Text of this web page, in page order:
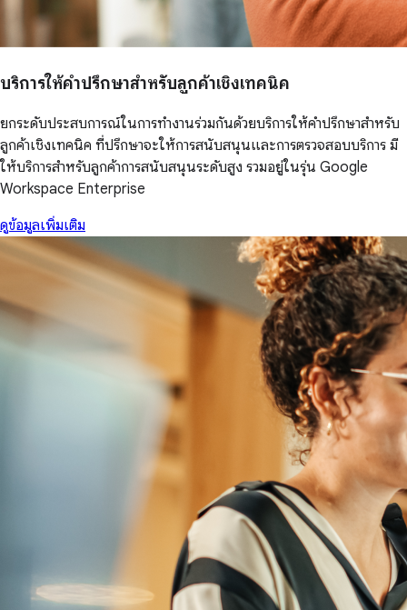
บริการให้คำปรึกษาสำหรับลูกค้าเชิงเทคนิค
ยกระดับประสบการณ์ในการทำงานร่วมกันด้วยบริการให้คำปรึกษาสำหรับ
ลูกค้าเชิงเทคนิค ที่ปรึกษาจะให้การสนับสนุนและการตรวจสอบบริการ มี
ให้บริการสำหรับลูกค้าการสนับสนุนระดับสูง รวมอยู่ในรุ่น Google
Workspace Enterprise
ดูข้อมูลเพิ่มเติม